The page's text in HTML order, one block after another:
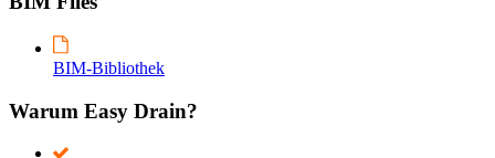
BIM-Bibliothek
Warum Easy Drain?